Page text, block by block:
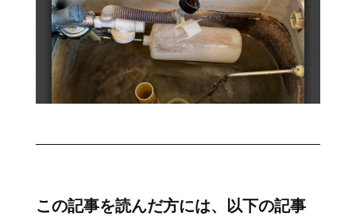
この記事を読んだ方には、以下の記事